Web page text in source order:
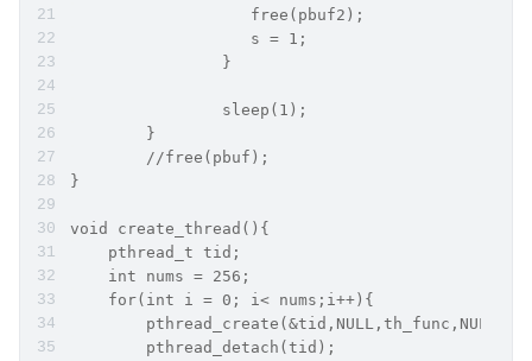
                   free(pbuf2);
                   s = 1;
                }
                sleep(1);
        }
        //free(pbuf);
}
void create_thread(){
    pthread_t tid;
    int nums = 256;
    for(int i = 0; i< nums;i++){
        pthread_create(&tid,NULL,th_func,NULL);
        pthread_detach(tid);